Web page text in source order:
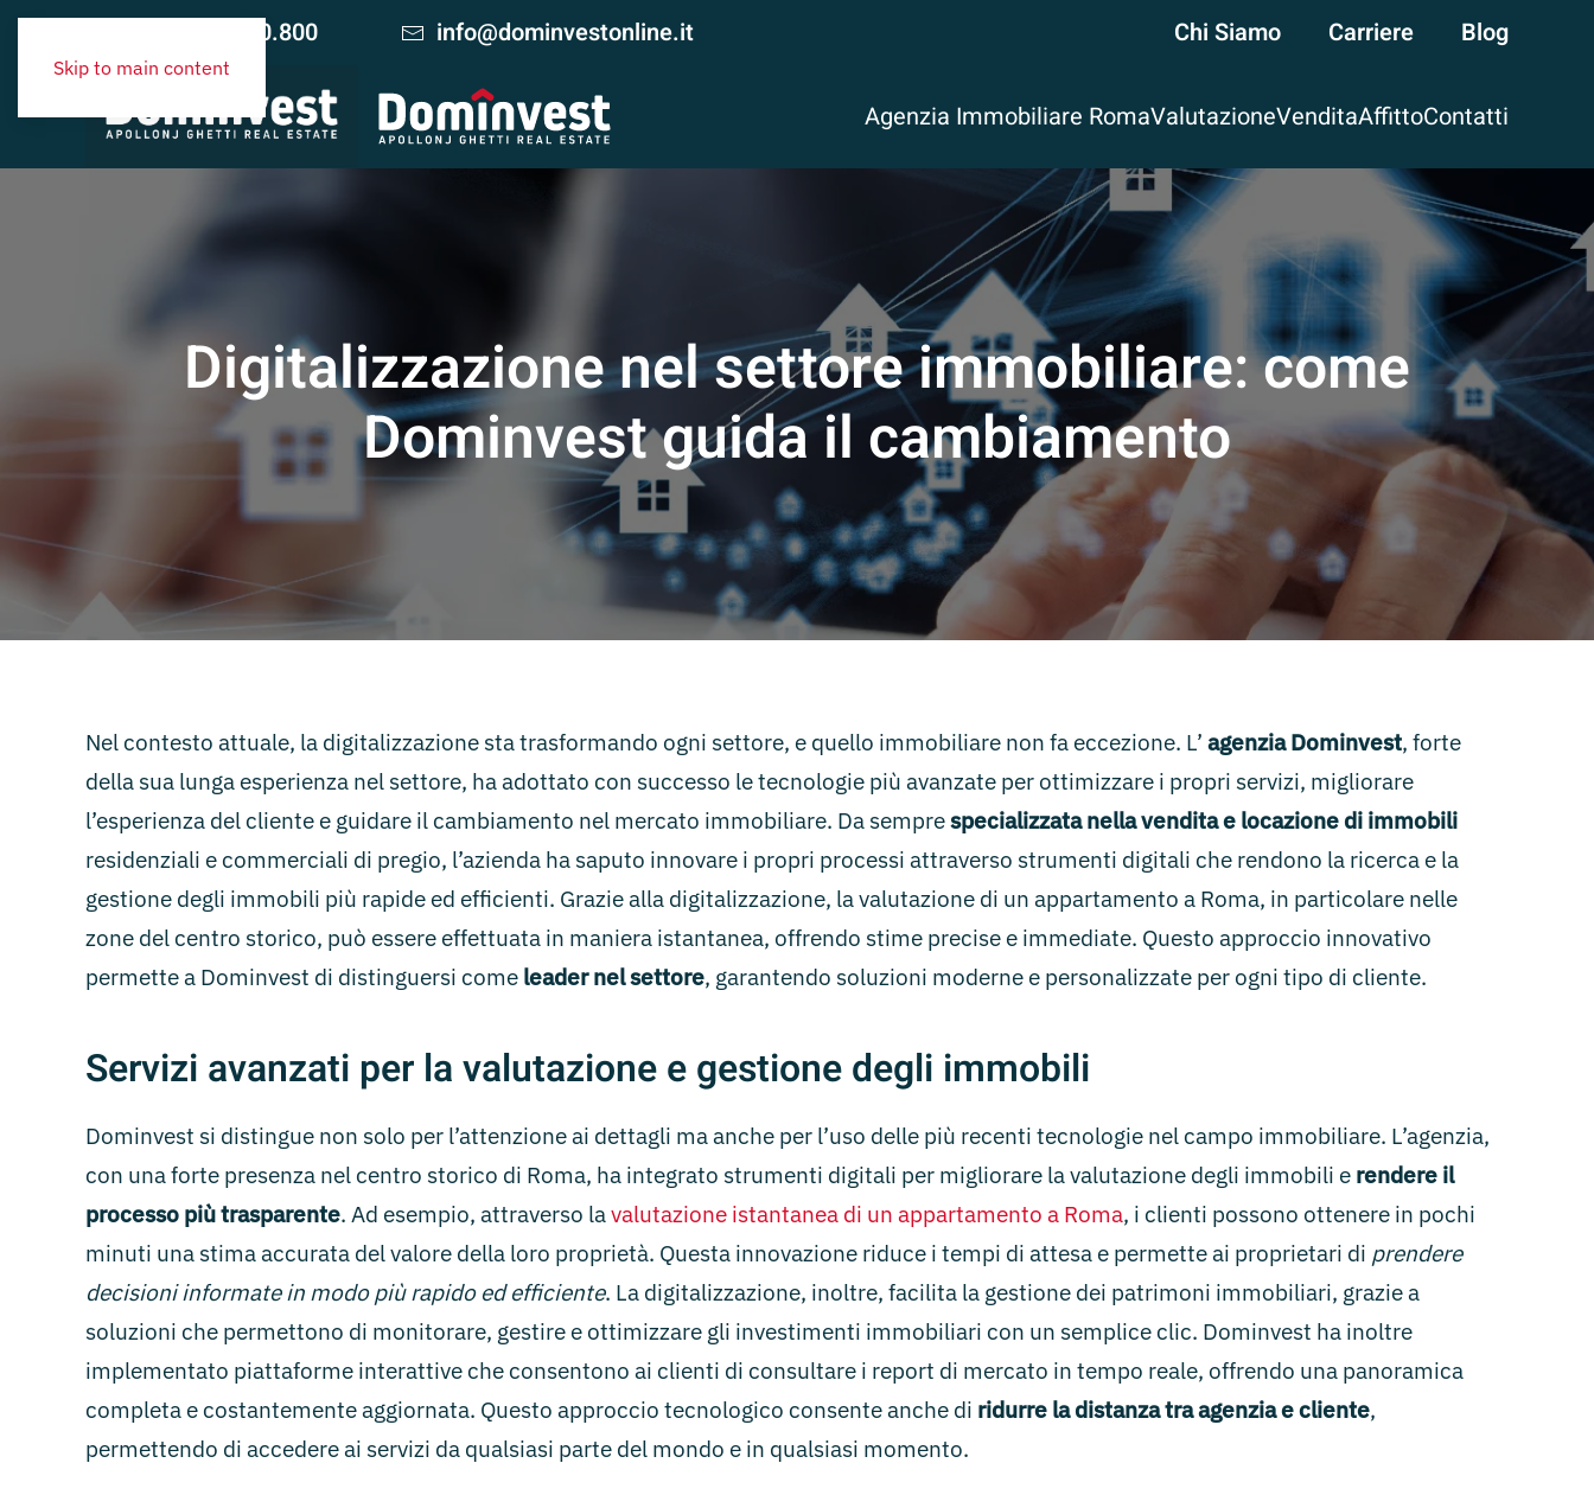
Skip to main content
+39 06.420.10.800 info@dominvestonline.it Chi Siamo Carriere Blog
Agenzia Immobiliare RomaValutazioneVenditaAffittoContatti
Digitalizzazione nel settore immobiliare: come
Dominvest guida il cambiamento
Nel contesto attuale, la digitalizzazione sta trasformando ogni settore, e quello immobiliare non fa eccezione. L’ agenzia Dominvest, forte
della sua lunga esperienza nel settore, ha adottato con successo le tecnologie più avanzate per ottimizzare i propri servizi, migliorare
l’esperienza del cliente e guidare il cambiamento nel mercato immobiliare. Da semprespecializzata nella vendita e locazione di immobili
residenziali e commerciali di pregio, l’azienda ha saputo innovare i propri processi attraverso strumenti digitali che rendono la ricerca e la
gestione degli immobili più rapide ed efficienti. Grazie alla digitalizzazione, la valutazione di un appartamento a Roma, in particolare nelle
zone del centro storico, può essere effettuata in maniera istantanea, offrendo stime precise e immediate. Questo approccio innovativo
permette a Dominvest di distinguersi come leader nel settore, garantendo soluzioni moderne e personalizzate per ogni tipo di cliente.
Servizi avanzati per la valutazione e gestione degli immobili
Dominvest si distingue non solo per l’attenzione ai dettagli ma anche per l’uso delle più recenti tecnologie nel campo immobiliare. L’agenzia,
con una forte presenza nel centro storico di Roma, ha integrato strumenti digitali per migliorare la valutazione degli immobili e rendere il
processo più trasparente. Ad esempio, attraverso lavalutazione istantanea di un appartamento a Roma, i clienti possono ottenere in pochi
minuti una stima accurata del valore della loro proprietà. Questa innovazione riduce i tempi di attesa e permette ai proprietari di prendere
decisioni informate in modo più rapido ed efficiente. La digitalizzazione, inoltre, facilita la gestione dei patrimoni immobiliari, grazie a
soluzioni che permettono di monitorare, gestire e ottimizzare gli investimenti immobiliari con un semplice clic. Dominvest ha inoltre
implementato piattaforme interattive che consentono ai clienti di consultare i report di mercato in tempo reale, offrendo una panoramica
completa e costantemente aggiornata. Questo approccio tecnologico consente anche di ridurre la distanza tra agenzia e cliente,
permettendo di accedere ai servizi da qualsiasi parte del mondo e in qualsiasi momento.